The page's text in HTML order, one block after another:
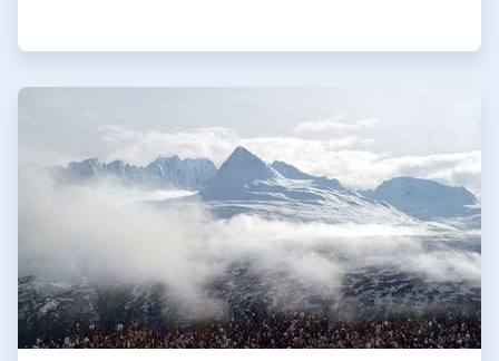
ArticleTile